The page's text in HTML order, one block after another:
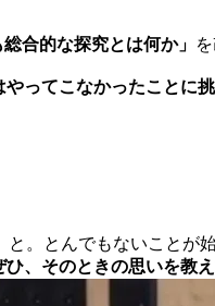
合的な探究とは何か」
ってこなかったことに挑
。とんでもないことが
ひ、そのときの思いを教